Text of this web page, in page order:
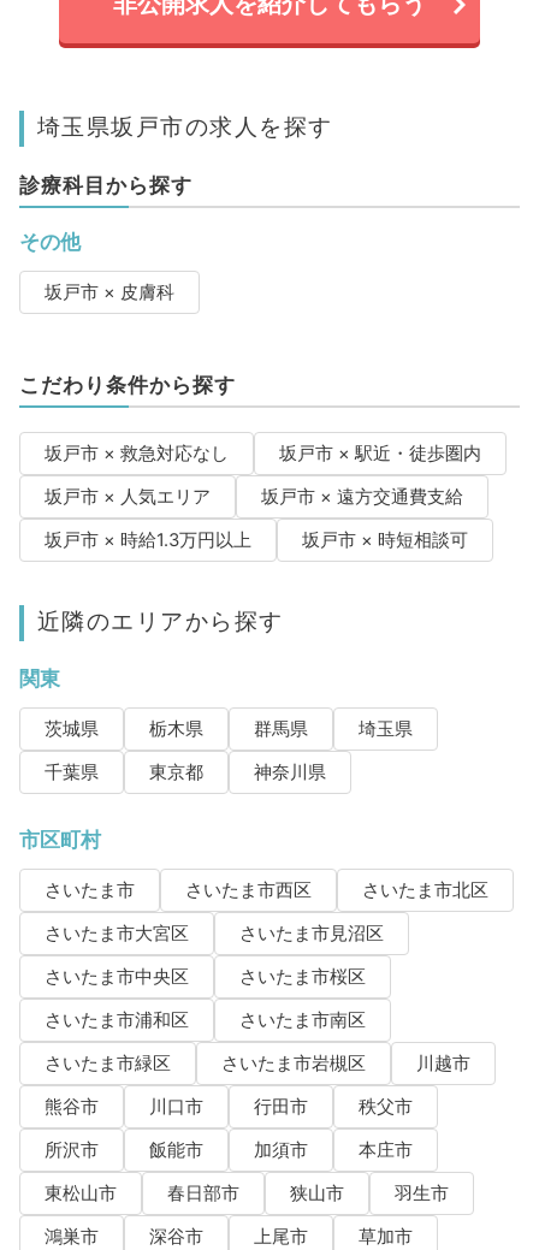
埼玉県坂戸市の求人を探す
診療科目から探す
その他
坂戸市 × 皮膚科
こだわり条件から探す
坂戸市 × 救急対応なし
坂戸市 × 駅近・徒歩圏内
坂戸市 × 人気エリア
坂戸市 × 遠方交通費支給
坂戸市 × 時給1.3万円以上
坂戸市 × 時短相談可
近隣のエリアから探す
関東
茨城県 栃木県 群馬県
埼玉県
千葉県
東京都 神奈川県
市区町村
さいたま市 さいたま市西区
さいたま市北区
さいたま市大宮区
さいたま市見沼区
さいたま市中央区
さいたま市桜区
さいたま市浦和区
さいたま市南区
さいたま市緑区
さいたま市岩槻区
川越市
熊谷市
川口市 行田市
秩父市
所沢市
飯能市 加須市
本庄市
東松山市
春日部市 狭山市
羽生市
鴻巣市
深谷市 上尾市
草加市